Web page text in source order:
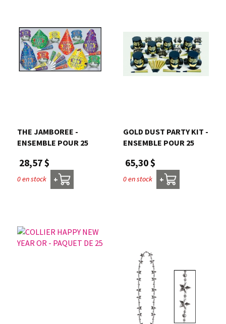
THE JAMBOREE -
ENSEMBLE POUR 25
28,57 $
0 en stock +
GOLD DUST PARTY KIT -
ENSEMBLE POUR 25
65,30 $
0 en stock +